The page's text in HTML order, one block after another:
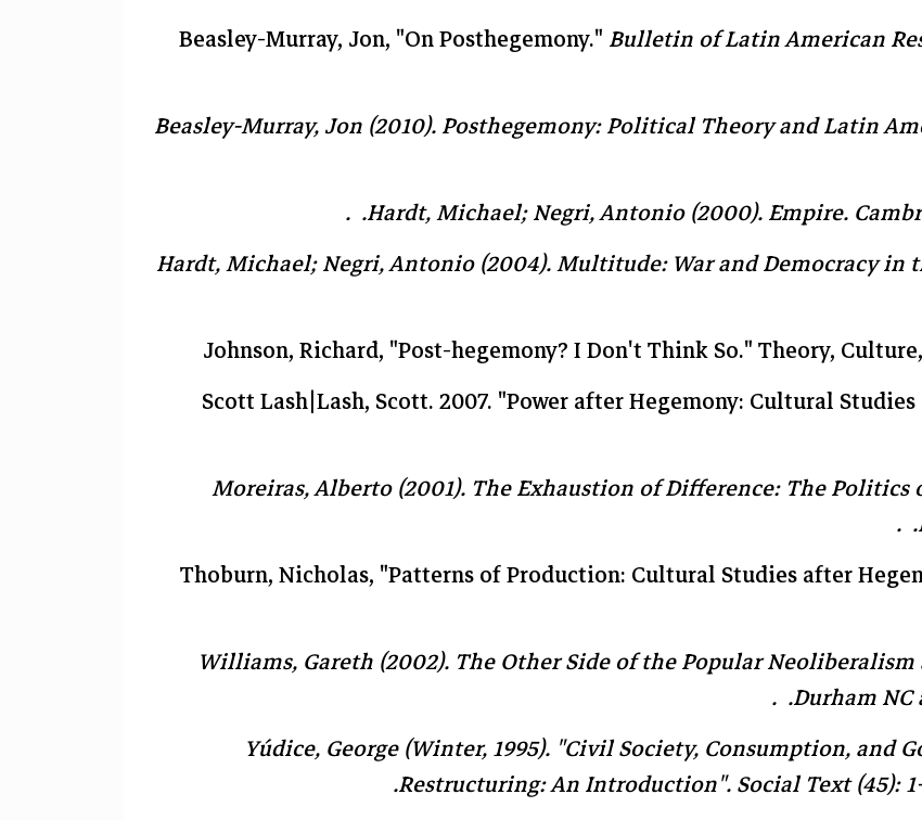
Beasley-Murray, Jon, "On Posthegemony." Bulletin of Latin American
Beasley-Murray, Jon (2010).Posthegemony: Political Theory and Latin
Hardt, Michael; Negri, Antonio (2000).Empire.
Hardt, Michael; Negri, Antonio (2004).Multitude: War and Democracy in
Johnson, Richard, "Post-hegemony? I Don't Think So." Theory,
Scott Lash|Lash, Scott. 2007. "Power after Hegemony: Cultural
Moreiras, Alberto (2001). The Exhaustion of Difference: The
Thoburn, Nicholas, "Patterns of Production: Cultural Studies after
Williams, Gareth (2002). The Other Side of the Popular
Durham NC
Yúdice, George (Winter, 1995). "Civil Society, Consumption, and
Restructuring: An Introduction".Social Text(45):
.